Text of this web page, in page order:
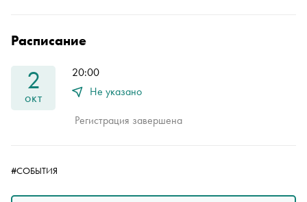
Расписание
2
окт
20:00
Не указано
Регистрация завершена
#СОБЫТИЯ